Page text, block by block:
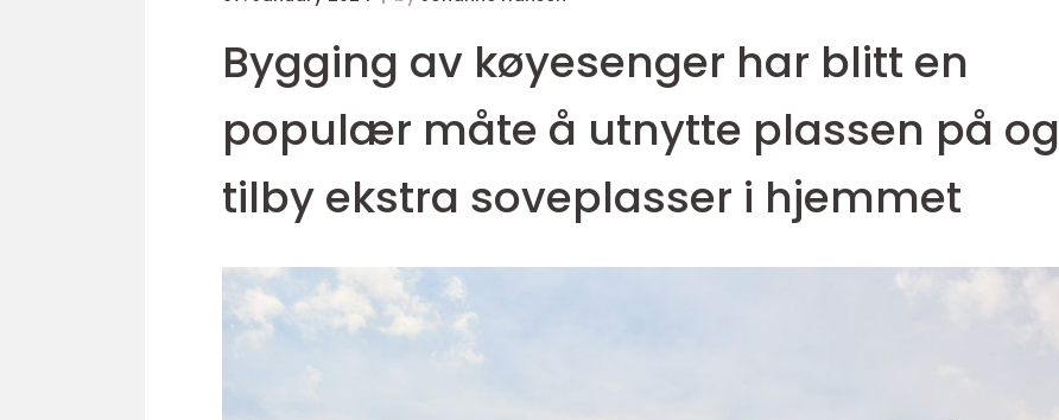
Bygging av køyesenger har blitt en
populær måte å utnytte plassen på og
tilby ekstra soveplasser i hjemmet